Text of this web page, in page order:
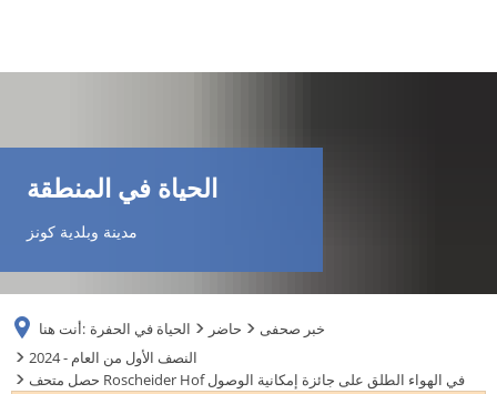
الحياة في المنطقة
مدينة وبلدية كونز
أنت هنا: الحياة في الحفرة حاضر
خبر صحفى
2024 - النصف الأول من العام
حصل متحف Roscheider Hof في الهواء الطلق على جائزة إمكانية الوصول